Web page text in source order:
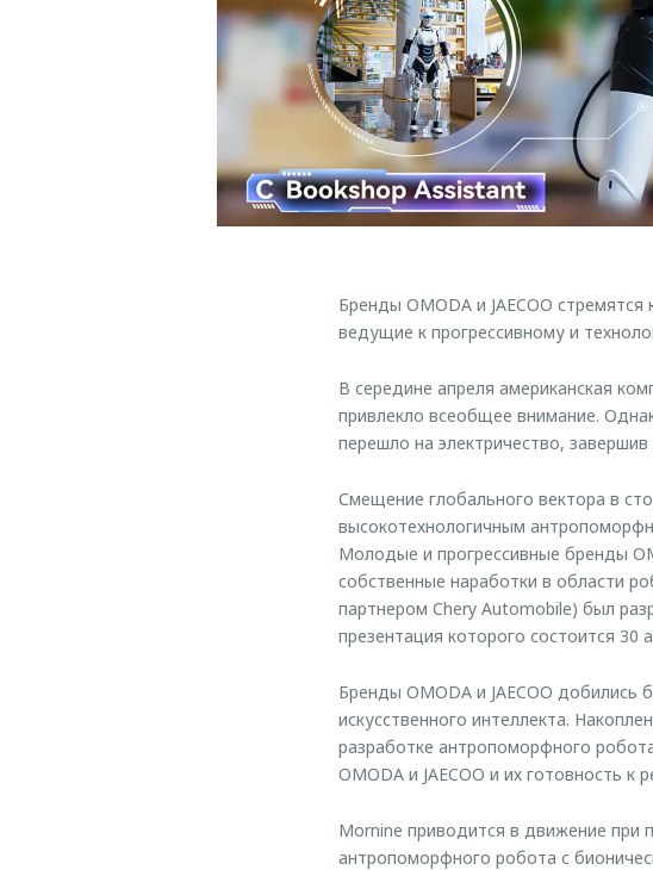
Бренды OMODA и JAECOO
ведущие к прогрессивному и
В середине апреля американская
привлекло всеобщее внимание.
перешло на электричество,
Смещение глобального вектора в
высокотехнологичным
Молодые и прогрессивные бренды
собственные наработки в области
партнером Chery Automobile) был
презентация которого состоится 30
Бренды OMODA и JAECOO
искусственного интеллекта.
разработке антропоморфного
OMODA и JAECOO и их готовность к
Mornine приводится в движение при
антропоморфного робота с